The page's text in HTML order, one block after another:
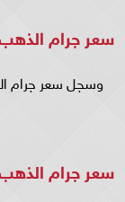
سعر جرام الذهب
وسجل سعر جرام الذهب عيار 18 في
سعر جرام الذهب